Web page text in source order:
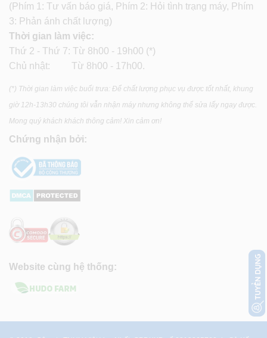
(Phím 1: Tư vấn báo giá, Phím 2: Hỏi tình trạng máy, Phím
3: Phản ánh chất lượng)
Thời gian làm việc:
Thứ 2 - Thứ 7: Từ 8h00 - 19h00 (*)
Chủ nhật: Từ 8h00 - 17h00.
(*) Thời gian làm việc buổi trưa: Để chất lượng phục vụ được tốt nhất, khung
giờ 12h-13h30 chúng tôi vẫn nhận máy nhưng không thể sửa lấy ngay được.
Mong quý khách khách thông cảm! Xin cảm ơn!
Chứng nhận bởi:
Website cùng hệ thống: